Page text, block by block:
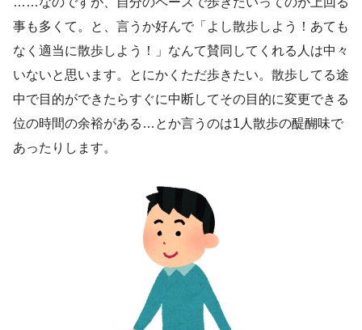
事も多くて。と、言うか好んで「よし散歩しよう！あても
なく適当に散歩しよう！」なんて賛同してくれる人は中々
いないと思います。とにかくただ歩きたい。散歩してる途
中で目的ができたらすぐに中断してその目的に変更できる
位の時間の余裕がある…とか言うのは1人散歩の醍醐味で
あったりします。